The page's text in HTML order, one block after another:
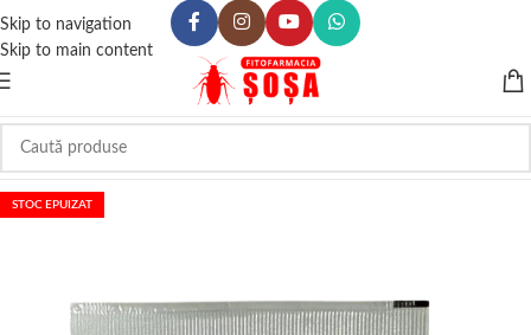
Skip to navigation
Skip to main content
STOC EPUIZAT